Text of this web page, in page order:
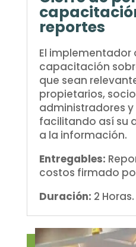
reportes
El implementador
capacitación
que sean
propietarios,
administradores
facilitando así su
a la información.
Entregables:
costos firmado
Duración: 2 Horas.